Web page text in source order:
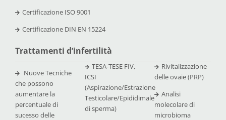
Certificazione ISO 9001
Certificazione DIN EN 15224
Trattamenti d’infertilità
Nuove Tecniche
che possono
aumentare la
percentuale di
sucesso delle
TESA-TESE FIV,
ICSI
(Aspirazione/Estrazione
Testicolare/Epididimale
di sperma)
Rivitalizzazione
delle ovaie (PRP)
Analisi
molecolare di
microbioma